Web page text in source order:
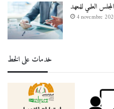
العلمي للمعهد
4 novembre
خدمات على الخط